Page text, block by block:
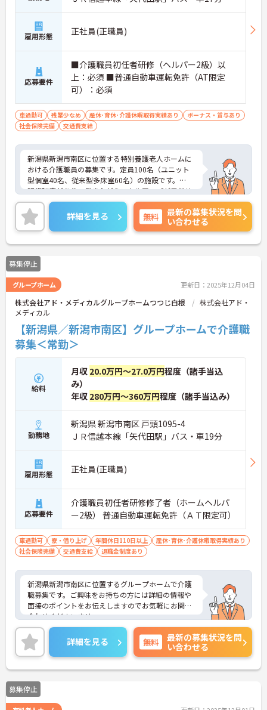
雇用形態 正社員(正職員)
応募要件
■介護職員初任者研修（ヘルパー2級）以
上：必須 ■普通自動車運転免許（AT限定
可）：必須
車通勤可 残業少なめ 産休･育休･介護休暇取得実績あり
ボーナス・賞与あり
社会保険完備
交通費支給
新潟県新潟市南区に位置する特別養護老人ホームに
おける介護職員の募集です。定員100名（ユニット
型個室40名、従来型多床室60名）の施設です。
研修制度があり、働きながらスキルアップが目指せ
る環境です。また、マイカー通勤が可能です。通勤
が苦になりません。
ご興味のある方には、面接対策ポイントなど、さら
に詳細をご案内しますのでお気軽にご相談くださ
い！
詳細を見る 無料
最新の募集状況を問
い合わせる
募集停止
グループホーム 更新日：2025年12月04日
株式会社アド・メディカルグループホームつつじ白根
株式会社アド・
メディカル
【新潟県／新潟市南区】グループホームで介護職
募集＜常勤＞
給料
月収 20.0万円～27.0万円程度（諸手当込
み）
年収 280万円～360万円程度（諸手当込み）
勤務地
新潟県 新潟市南区 戸頭1095-4
ＪＲ信越本線「矢代田駅」バス・車19分
雇用形態 正社員(正職員)
応募要件
介護職員初任者研修修了者（ホームヘルパ
ー2級） 普通自動車運転免許（ＡＴ限定可）
車通勤可 寮・借り上げ 年間休日110日以上
産休･育休･介護休暇取得実績あり
社会保険完備
交通費支給 退職金制度あり
新潟県新潟市南区に位置するグループホームで介護
職募集です。ご興味をお持ちの方には詳細の情報や
面接のポイントをお伝えしますのでお気軽にお問い
合わせくださいませ。
詳細を見る 無料
最新の募集状況を問
い合わせる
募集停止